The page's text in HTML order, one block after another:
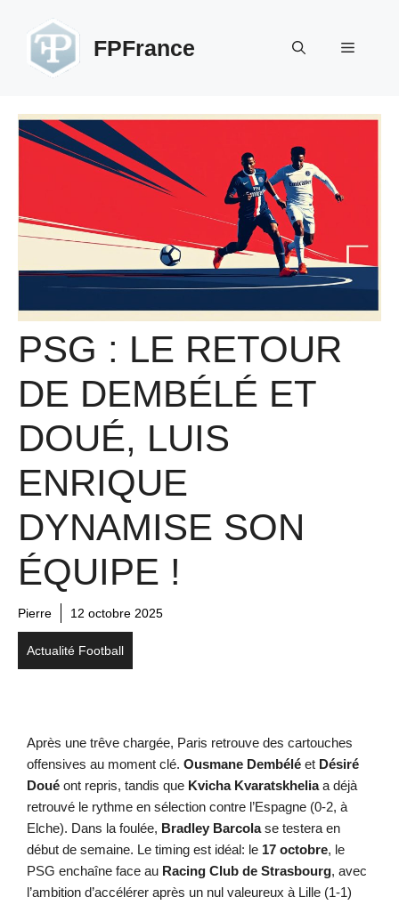
contenu
FPFrance Menu
PSG : LE RETOUR
DE DEMBÉLÉ ET
DOUÉ, LUIS
ENRIQUE
DYNAMISE SON
ÉQUIPE !
Pierre 12 octobre 2025
Actualité Football
Après une trêve chargée, Paris retrouve des cartouches
offensives au moment clé. Ousmane Dembélé et Désiré
Doué ont repris, tandis que Kvicha Kvaratskheliaa déjà
retrouvé le rythme en sélection contre l’Espagne (0-2, à
Elche). Dans la foulée, Bradley Barcolase testera en
début de semaine. Le timing est idéal: le 17 octobre, le
PSG enchaîne face au Racing Club de Strasbourg, avec
l’ambition d’accélérer après un nul valeureux à Lille (1-1)